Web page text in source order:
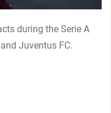
during the Serie A
Juventus FC.